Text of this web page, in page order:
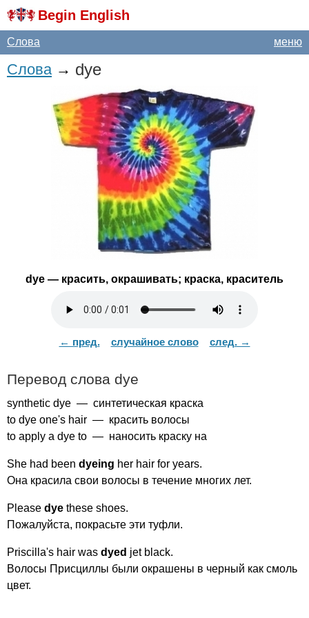
Begin English
меню
Слова
Слова→ dye
dye — красить, окрашивать; краска, краситель
← пред. случайное слово след. →
Перевод слова dye
synthetic dye — синтетическая краска
to dye one's hair — красить волосы
to apply a dye to — наносить краску на
She had been dyeing her hair for years.
Она красила свои волосы в течение многих лет.
Please dye these shoes.
Пожалуйста, покрасьте эти туфли.
Priscilla's hair was dyed jet black.
Волосы Присциллы были окрашены в черный как смоль
цвет.